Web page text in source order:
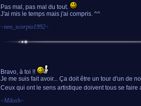
Pas mal, pas mal du tout.
J'ai mis le temps mais j'ai compris. ^^
~neo_scorpio1992~
Bravo, à toi !!
Je me suis fait avoir... Ça doit être un tour d'un de
Ceux qui ont le sens artistique doivent tous se faire
~Milosh~